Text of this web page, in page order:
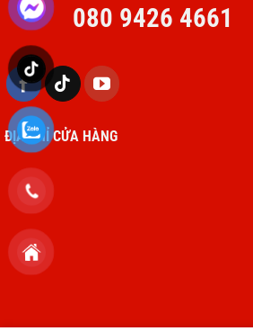
080 9426 4661
ĐỊA CHỈ CỬA HÀNG